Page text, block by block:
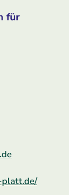
für